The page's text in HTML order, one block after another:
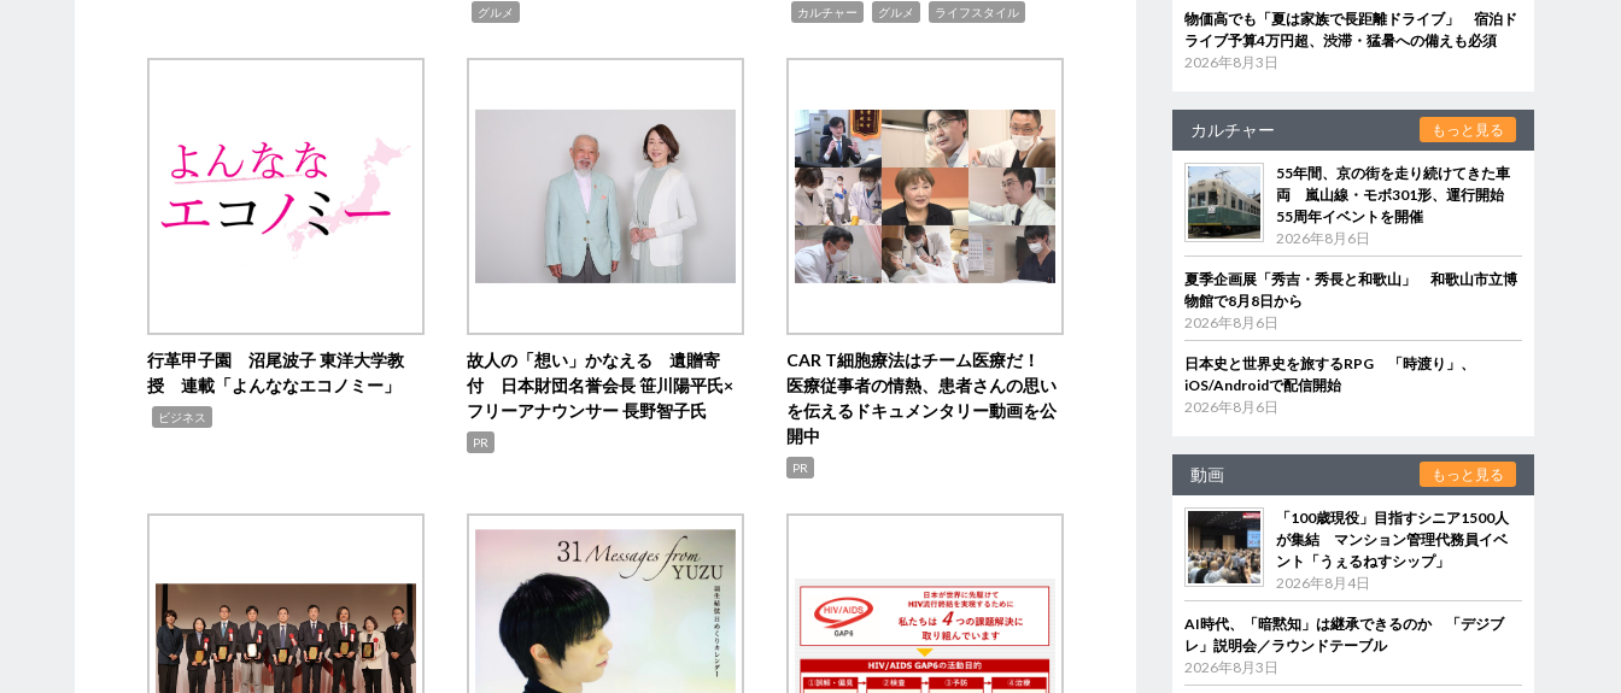
グルメ カルチャー グルメ ライフスタイル
行革甲子園 沼尾波子 東洋大学教
授 連載「よんななエコノミー」
ビジネス
故人の「想い」かなえる 遺贈寄
付 日本財団名誉会長 笹川陽平氏×
フリーアナウンサー 長野智子氏
PR
CAR T細胞療法はチーム医療だ！
医療従事者の情熱、患者さんの思い
を伝えるドキュメンタリー動画を公
開中
PR
物価高でも「夏は家族で長距離ドライブ」 宿泊ド
ライブ予算4万円超、渋滞・猛暑への備えも必須
2026年8月3日
カルチャー もっと見る
55年間、京の街を走り続けてきた車
両 嵐山線・モボ301形、運行開始
55周年イベントを開催
2026年8月6日
夏季企画展「秀吉・秀長と和歌山」 和歌山市立博
物館で8月8日から
2026年8月6日
日本史と世界史を旅するRPG 「時渡り」、
iOS/Androidで配信開始
2026年8月6日
動画 もっと見る
「100歳現役」目指すシニア1500人
が集結 マンション管理代務員イベ
ント「うぇるねすシップ」
2026年8月4日
AI時代、「暗黙知」は継承できるのか 「デジブ
レ」説明会／ラウンドテーブル
2026年8月3日